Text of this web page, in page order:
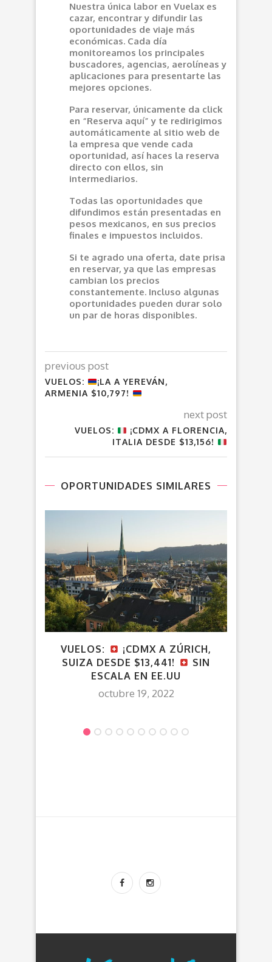
Nuestra única labor en Vuelax es
cazar, encontrar y difundir las
oportunidades de viaje más
económicas. Cada día
monitoreamos los principales
buscadores, agencias, aerolíneas y
aplicaciones para presentarte las
mejores opciones.
Para reservar, únicamente da click
en “Reserva aquí” y te redirigimos
automáticamente al sitio web de
la empresa que vende cada
oportunidad, así haces la reserva
directo con ellos, sin
intermediarios.
Todas las oportunidades que
difundimos están presentadas en
pesos mexicanos, en sus precios
finales e impuestos incluidos.
Si te agrado una oferta, date prisa
en reservar, ya que las empresas
cambian los precios
constantemente. Incluso algunas
oportunidades pueden durar solo
un par de horas disponibles.
previous post
VUELOS:
¡LA A YEREVÁN,
ARMENIA $10,797!
next post
VUELOS:
¡CDMX A FLORENCIA,
ITALIA DESDE $13,156!
OPORTUNIDADES SIMILARES
VUELOS:
¡CDMX A ZÚRICH,
SUIZA DESDE $13,441!
SIN
ESCALA EN EE.UU
octubre 19, 2022